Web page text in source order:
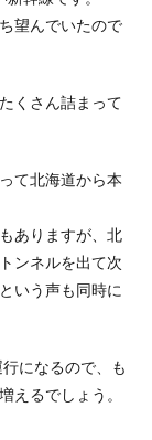
望んでいたので
くさん詰まって
て北海道から本
ありますが、北
ンネルを出て次
いう声も同時に
になるので、も
えるでしょう。